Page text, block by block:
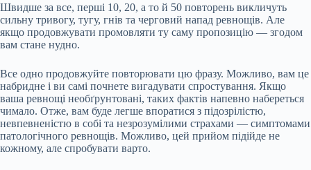
Швидше за все, перші 10, 20, а то й 50 повторень викличуть
сильну тривогу, тугу, гнів та черговий напад ревнощів. Але
якщо продовжувати промовляти ту саму пропозицію — згодом
вам стане нудно.
Все одно продовжуйте повторювати цю фразу. Можливо, вам це
набридне і ви самі почнете вигадувати спростування. Якщо
ваша ревнощі необґрунтовані, таких фактів напевно набереться
чимало. Отже, вам буде легше впоратися з підозрілістю,
невпевненістю в собі та незрозумілими страхами — симптомами
патологічного ревнощів. Можливо, цей прийом підійде не
кожному, але спробувати варто.